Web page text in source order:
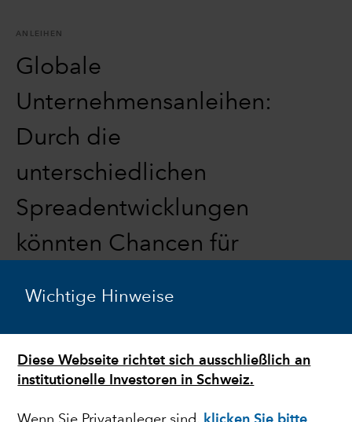
Wichtige Hinweise
Diese Webseite richtet sich ausschließlich an
institutionelle Investoren in Schweiz.
ANLEIHEN
Globale
Unternehmensanleihen:
Durch die
unterschiedlichen
Spreadentwicklungen
könnten Chancen für
24. April 2023